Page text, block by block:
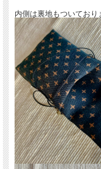
内側は裏地もついており